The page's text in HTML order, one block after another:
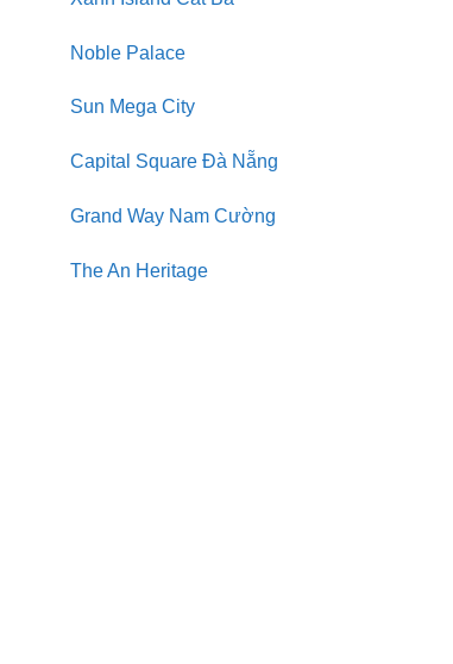
Noble Palace
Sun Mega City
Capital Square Đà Nẵng
Grand Way Nam Cường
The An Heritage